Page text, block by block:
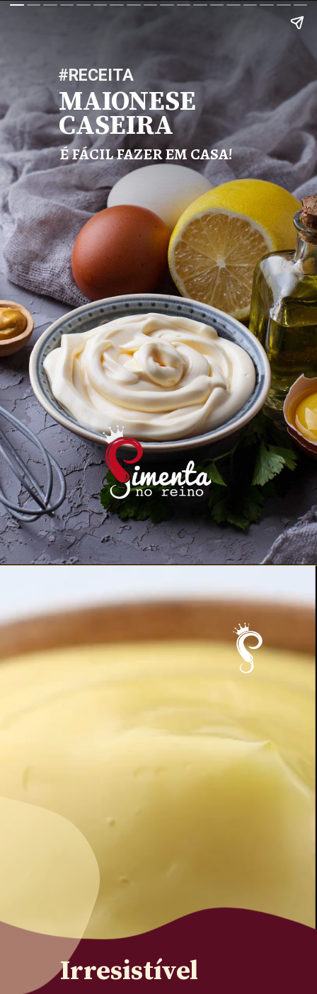
MAIONESE
CASEIRA
É FÁCIL FAZER EM CASA!
#RECEITA
Irresistível